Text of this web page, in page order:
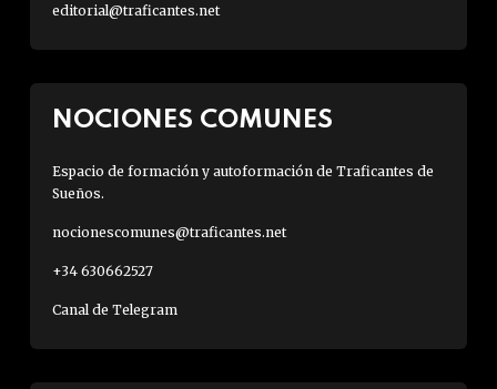
editorial@traficantes.net
NOCIONES COMUNES
Espacio de formación y autoformación de Traficantes de
Sueños.
nocionescomunes@traficantes.net
+34 630662527
Canal de Telegram